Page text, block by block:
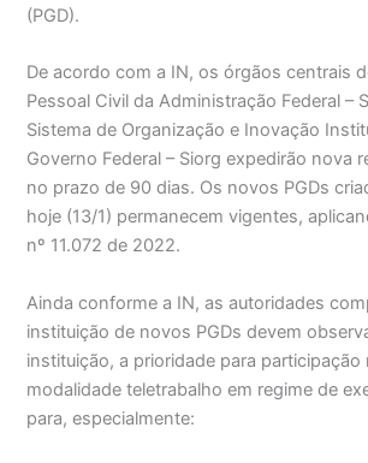
(PGD).
De acordo com a IN, os órgãos centrais
Pessoal Civil da Administração Federal –
Sistema de Organização e Inovação
Governo Federal – Siorg expedirão nova
no prazo de 90 dias. Os novos PGDs
hoje (13/1) permanecem vigentes,
nº 11.072 de 2022.
Ainda conforme a IN, as autoridades
instituição de novos PGDs devem
instituição, a prioridade para participação
modalidade teletrabalho em regime de
para, especialmente: